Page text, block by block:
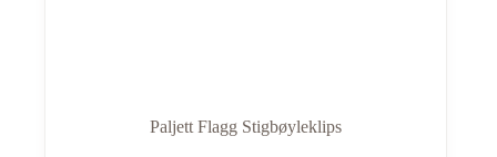
Paljett Flagg Stigbøyleklips